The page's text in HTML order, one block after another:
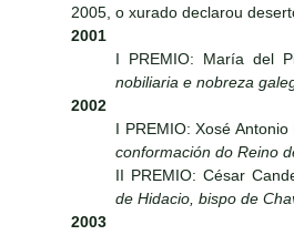
2005, o xurado declarou
2001
I PREMIO: María del
nobiliaria e nobreza
2002
I PREMIO: Xosé
conformación do Reino
II PREMIO: César
de Hidacio, bispo de
2003